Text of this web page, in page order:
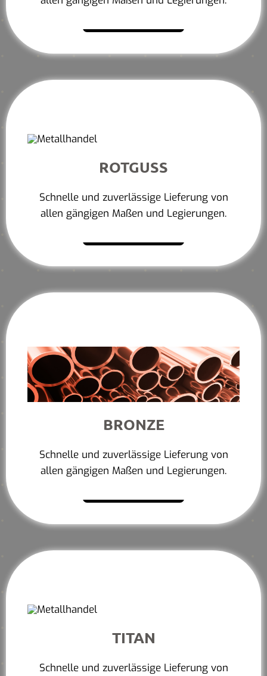
ROTGUSS
Schnelle und zuverlässige Lieferung von
allen gängigen Maßen und Legierungen.
BRONZE
Schnelle und zuverlässige Lieferung von
allen gängigen Maßen und Legierungen.
TITAN
Schnelle und zuverlässige Lieferung von